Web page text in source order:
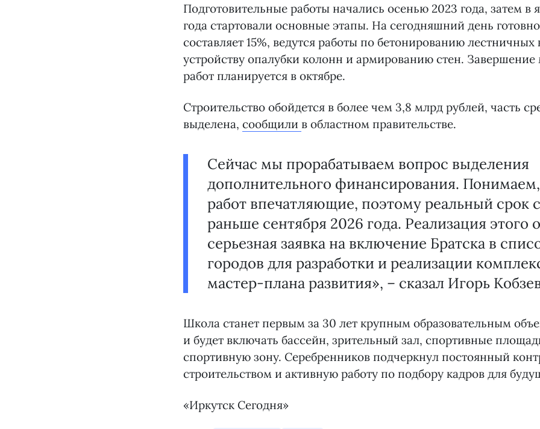
Подготовительные работы начались осенью 2023 года, затем в
года стартовали основные этапы. На сегодняшний день
составляет 15%, ведутся работы по бетонированию лестничных
устройству опалубки колонн и армированию стен.
работ планируется в октябре.
Строительство обойдется в более чем 3,8 млрд рублей, часть
выделена, сообщили в областном правительстве.
Сейчас мы прорабатываем вопрос выделения
дополнительного финансирования.
работ впечатляющие, поэтому реальный срок
раньше сентября 2026 года. Реализация этого
серьезная заявка на включение Братска в
городов для разработки и реализации
мастер-плана развития», – сказал Игорь
Школа станет первым за 30 лет крупным образовательным
и будет включать бассейн, зрительный зал, спортивные
спортивную зону. Серебренников подчеркнул постоянный
строительством и активную работу по подбору кадров для
«Иркутск Сегодня»